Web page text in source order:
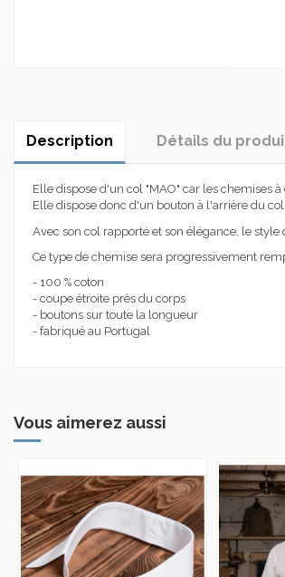
Description Détails du
Elle dispose d'un col "MAO" car les chemises
Elle dispose donc d'un bouton à l'arrière du
Avec son col rapporté et son élégance, le
Ce type de chemise sera progressivement
- 100 % coton
- coupe étroite près du corps
- boutons sur toute la longueur
- fabriqué au Portugal
Vous aimerez aussi